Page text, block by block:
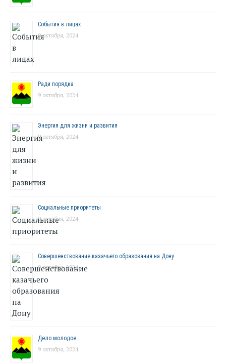
События в лицах
9 октября, 2024
Ради порядка
9 октября, 2024
Энергия для жизни и развития
9 октября, 2024
Социальные приоритеты
9 октября, 2024
Совершенствование казачьего образования на Дону
9 октября, 2024
Дело молодое
9 октября, 2024